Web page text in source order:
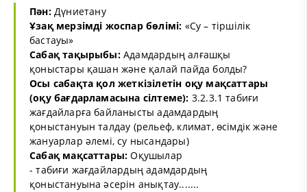
Пән:Дүниетану
Ұзақ мерзімді жоспар бөлімі: «Су – тіршілік
бастауы»
Сабақ тақырыбы:Адамдардың алғашқы
қоныстары қашан және қалай пайда болды?
Осы сабақта қол жеткізілетін оқу мақсаттары
(оқу бағдарламасына сілтеме): 3.2.3.1 табиғи
жағдайларға байланысты адамдардың
қоныстануын талдау (рельеф, климат, өсімдік және
жануарлар әлемі, су нысандары)
Сабақ мақсаттары: Оқушылар
- табиғи жағдайлардың адамдардың
қоныстануына әсерін анықтау.......